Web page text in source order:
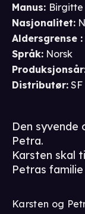
Manus:
Nasjonalitet:
Aldersgrense :
Språk: Norsk
Produksjonsår
Distributør:
Den syvende
Petra.
Karsten skal
Petras
Karsten og